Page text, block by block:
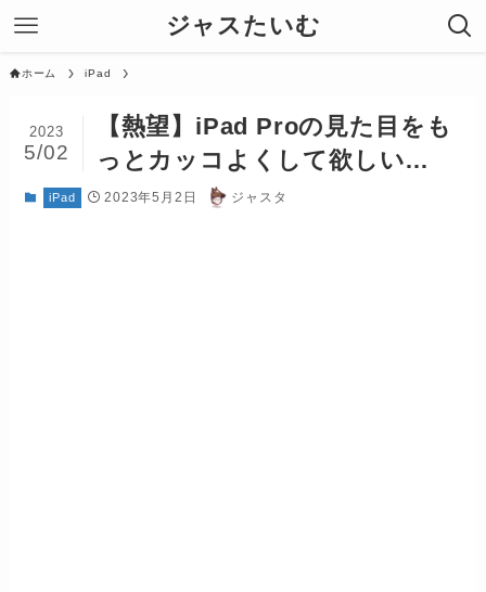
ジャスたいむ
ホーム iPad
【熱望】iPad Proの見た目をも
っとカッコよくして欲しい…
2023
5/02
iPad 2023年5月2日 ジャスタ